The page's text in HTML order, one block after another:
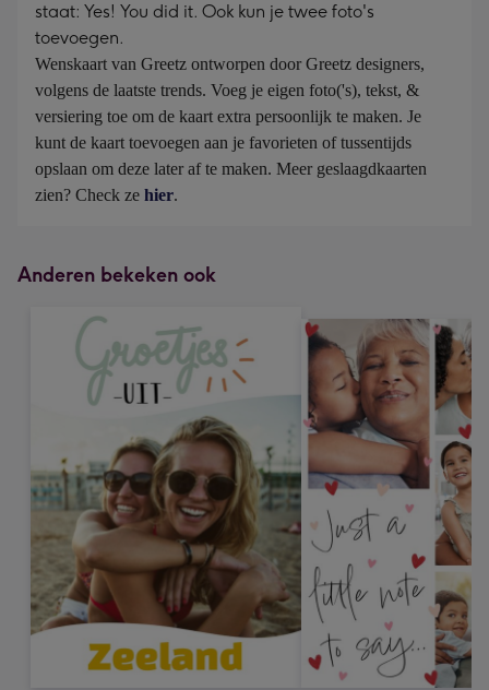
staat: Yes! You did it. Ook kun je twee foto's
toevoegen.
Wenskaart van Greetz ontworpen door Greetz designers,
volgens de laatste trends. Voeg je eigen foto('s), tekst, &
versiering toe om de kaart extra persoonlijk te maken. Je
kunt de kaart toevoegen aan je favorieten of tussentijds
opslaan om deze later af te maken. Meer geslaagdkaarten
zien? Check ze hier.
Anderen bekeken ook